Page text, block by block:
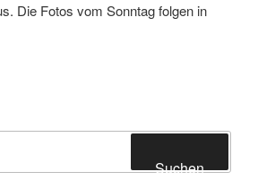
Die Fotos vom Sonntag folgen in
Suchen